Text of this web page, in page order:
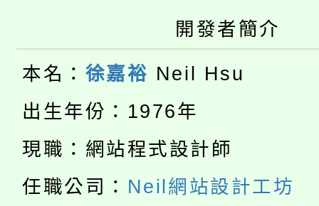
視費優惠，中低收入戶
半價優惠，詳情可洽有
份教師增能研習
大溪自造教育及科技中
份教師研習
淨零綠生活教案入校路
會
115年食農教育專業人
程
「本色祭」8/29、30在
場熱烈登場!
8/21下午1時於龍潭區
開發者簡介
本名： 徐嘉裕 Neil Hsu
出生年份：1976年
現職：網站程式設計師
任職公司： Neil網站設計工坊